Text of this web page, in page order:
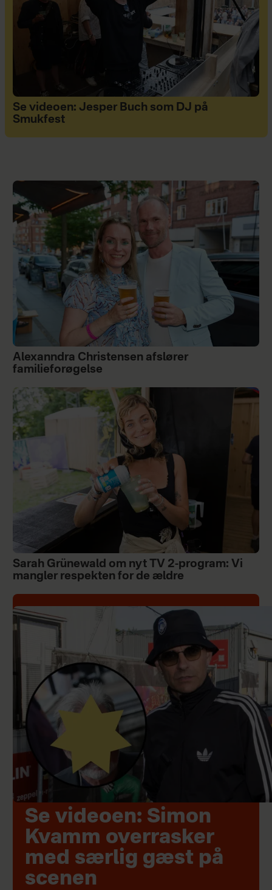
Se videoen: Jesper Buch som DJ på
Smukfest
Alexanndra Christensen afslører
familieforøgelse
Sarah Grünewald om nyt TV 2-program: Vi
mangler respekten for de ældre
Se videoen: Simon
Kvamm overrasker
med særlig gæst på
scenen